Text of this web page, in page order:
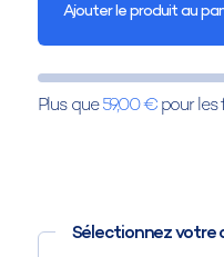
Ajouter le produit au
Plus que59,00 €pour les
Sélectionnez votre